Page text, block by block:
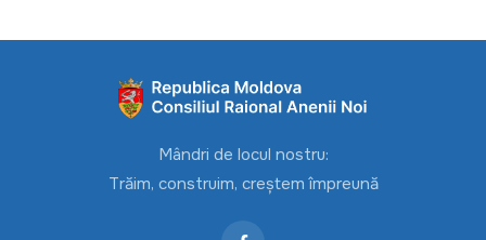
Mândri de locul nostru:
Trăim, construim, creștem împreună